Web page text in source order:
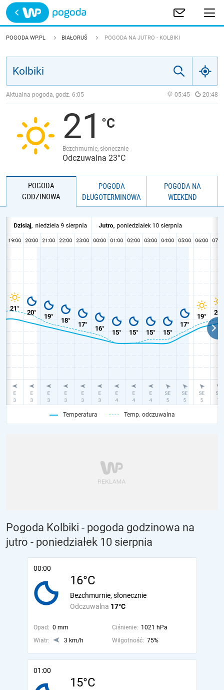
Trwa ładowanie
POLSKA
JAKOŚĆ POWIETRZA
POGODA WP.PL BIAŁORUŚ POGODA NA JUTRO - KOLBIKI
Aktualna pogoda, godz. 6:05 05:45 20:48
21
Bezchmurnie, słonecznie
Odczuwalna 23°C
POGODA
GODZINOWA
POGODA
DŁUGOTERMINOWA
POGODA NA
WEEKEND
Temperatura Temp. odczuwalna
Pogoda Kolbiki - pogoda godzinowa na
jutro - poniedziałek 10 sierpnia
00:00
16°C
Odczuwalna 17°C
Bezchmurnie, słonecznie
Opad: 0 mm Ciśnienie: 1021 hPa
Wiatr:
3 km/h Wilgotność: 75%
01:00
15°C